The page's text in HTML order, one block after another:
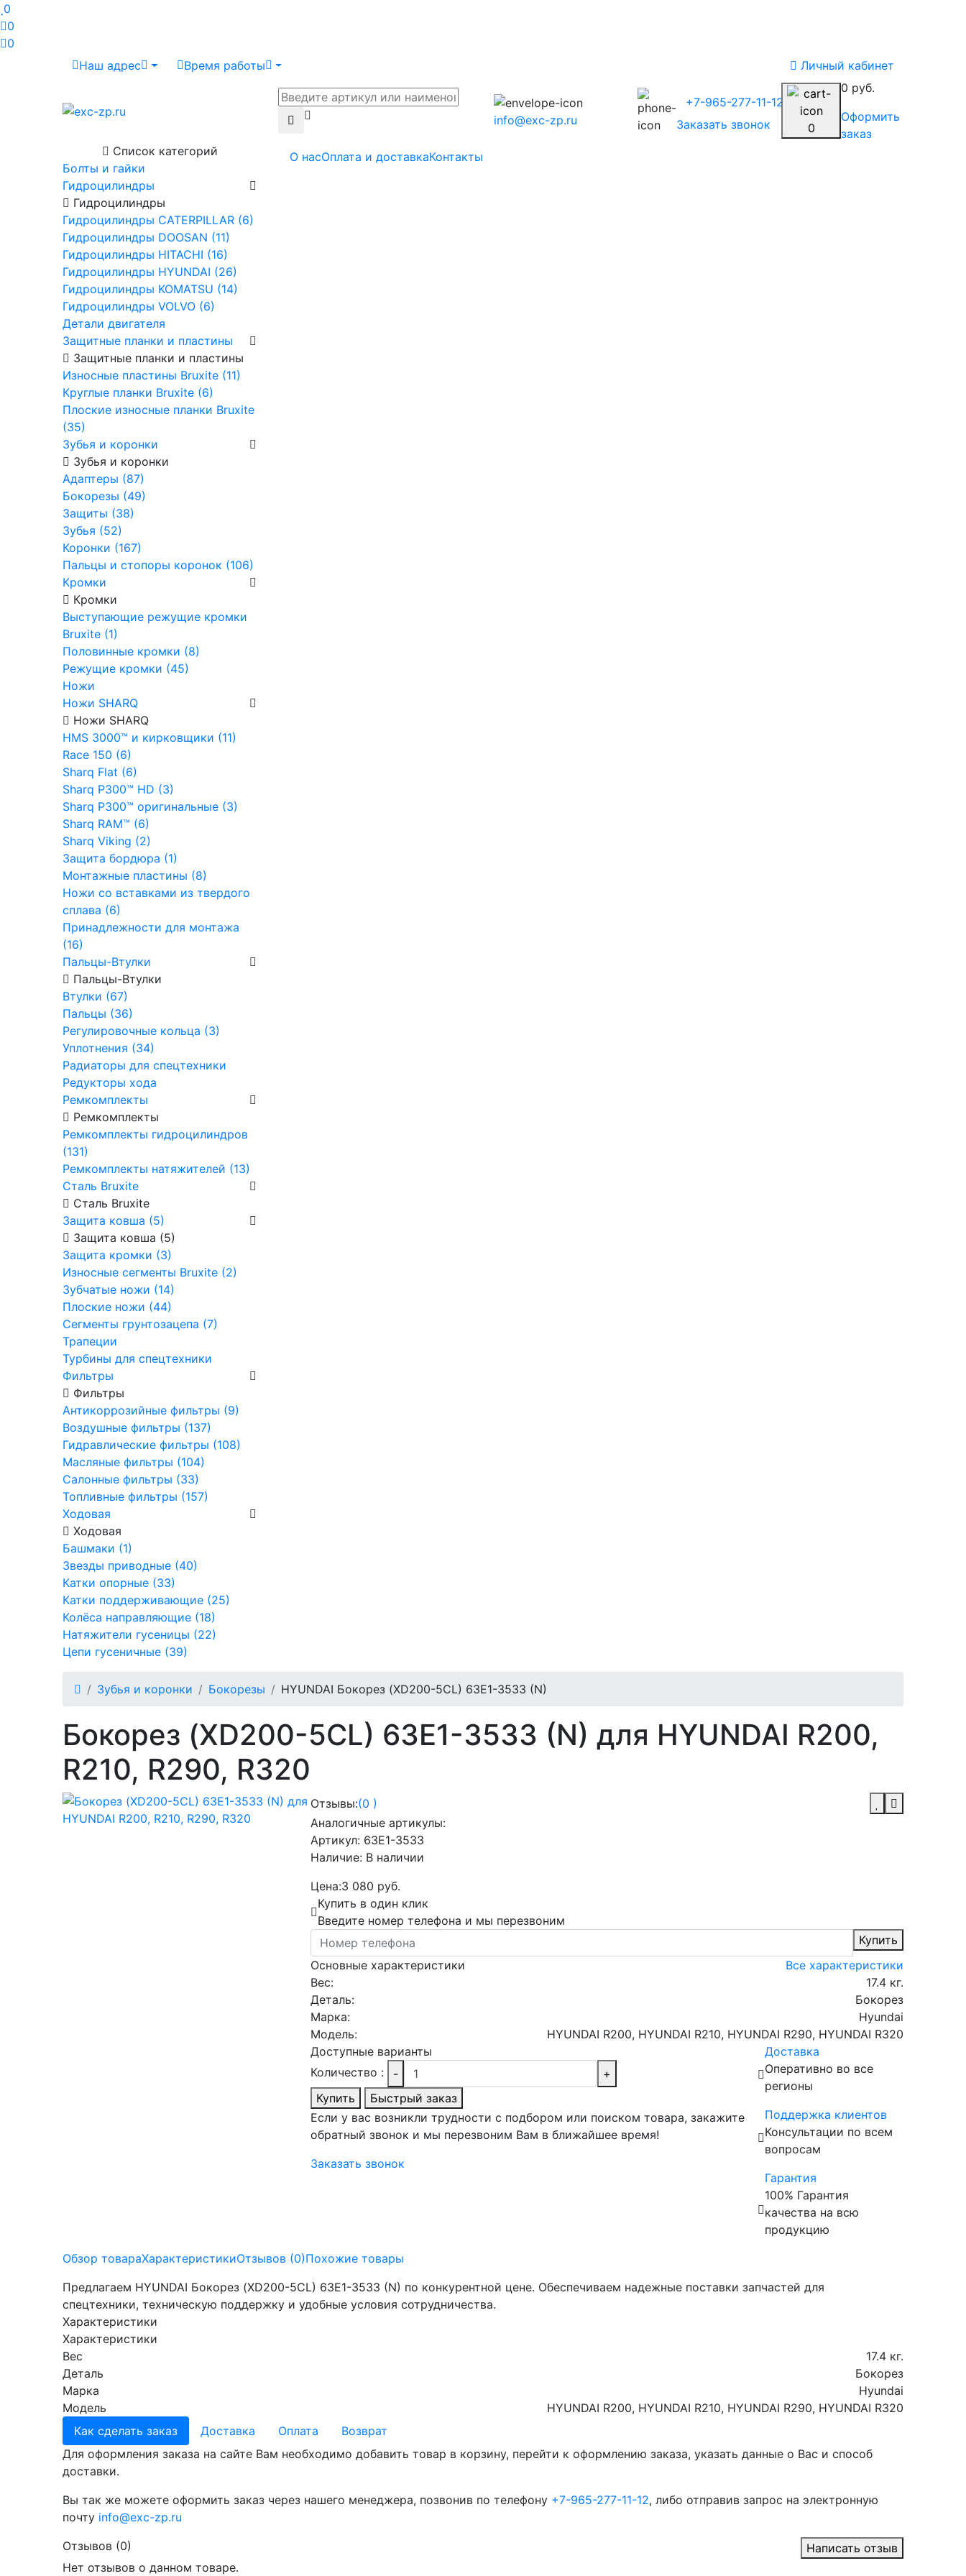
0
0
0
Наш адрес
Время работы Личный кабинет
info@exc-zp.ru
+7-965-277-11-12
Заказать звонок
0
0 руб.
Оформить
заказ
Список категорий
Болты и гайки
Гидроцилиндры
Гидроцилиндры
Гидроцилиндры CATERPILLAR (6)
Гидроцилиндры DOOSAN (11)
Гидроцилиндры HITACHI (16)
Гидроцилиндры HYUNDAI (26)
Гидроцилиндры KOMATSU (14)
Гидроцилиндры VOLVO (6)
Детали двигателя
Защитные планки и пластины
Защитные планки и пластины
Износные пластины Bruxite (11)
Круглые планки Bruxite (6)
Плоские износные планки Bruxite
(35)
Зубья и коронки
Зубья и коронки
Адаптеры (87)
Бокорезы (49)
Защиты (38)
Зубья (52)
Коронки (167)
Пальцы и стопоры коронок (106)
Кромки
Кромки
Выступающие режущие кромки
Bruxite (1)
Половинные кромки (8)
Режущие кромки (45)
Ножи
Ножи SHARQ
Ножи SHARQ
HMS 3000™ и кирковщики (11)
Race 150 (6)
Sharq Flat (6)
Sharq P300™ HD (3)
Sharq P300™ оригинальные (3)
Sharq RAM™ (6)
Sharq Viking (2)
Защита бордюра (1)
Монтажные пластины (8)
Ножи со вставками из твердого
сплава (6)
Принадлежности для монтажа
(16)
Пальцы-Втулки
Пальцы-Втулки
Втулки (67)
Пальцы (36)
Регулировочные кольца (3)
Уплотнения (34)
Радиаторы для спецтехники
Редукторы хода
Ремкомплекты
Ремкомплекты
Ремкомплекты гидроцилиндров
(131)
Ремкомплекты натяжителей (13)
Сталь Bruxite
Сталь Bruxite
Защита ковша (5)
Защита ковша (5)
Защита кромки (3)
Износные сегменты Bruxite (2)
Зубчатые ножи (14)
Плоские ножи (44)
Сегменты грунтозацепа (7)
Трапеции
Турбины для спецтехники
Фильтры
Фильтры
Антикоррозийные фильтры (9)
Воздушные фильтры (137)
Гидравлические фильтры (108)
Масляные фильтры (104)
Салонные фильтры (33)
Топливные фильтры (157)
Ходовая
Ходовая
Башмаки (1)
Звезды приводные (40)
Катки опорные (33)
Катки поддерживающие (25)
Колёса направляющие (18)
Натяжители гусеницы (22)
Цепи гусеничные (39)
О насОплата и доставкаКонтакты
Зубья и коронки Бокорезы HYUNDAI Бокорез (XD200-5CL) 63E1-3533 (N)
Бокорез (XD200-5CL) 63E1-3533 (N) для HYUNDAI R200,
R210, R290, R320
Отзывы:(0 )
Аналогичные артикулы:
Артикул: 63E1-3533
Наличие: В наличии
Цена:3 080 руб.
Купить в один клик
Введите номер телефона и мы перезвоним
Купить
Основные характеристики
Все характеристики
Вес:
17.4 кг.
Деталь:
Бокорез
Марка:
Hyundai
Модель:
HYUNDAI R200, HYUNDAI R210, HYUNDAI R290, HYUNDAI R320
Доступные варианты
Количество :
-
+
Купить
Быстрый заказ
Если у вас возникли трудности с подбором или поиском товара, закажите
обратный звонок и мы перезвоним Вам в ближайшее время!
Заказать звонок
Доставка
Оперативно во все
регионы
Поддержка клиентов
Консультации по всем
вопросам
Гарантия
100% Гарантия
качества на всю
продукцию
Обзор товараХарактеристикиОтзывов (0)Похожие товары
Предлагаем HYUNDAI Бокорез (XD200-5CL) 63E1-3533 (N) по конкурентной цене. Обеспечиваем надежные поставки запчастей для
спецтехники, техническую поддержку и удобные условия сотрудничества.
Характеристики
Характеристики
Вес
17.4 кг.
Деталь
Бокорез
Марка
Hyundai
Модель
HYUNDAI R200, HYUNDAI R210, HYUNDAI R290, HYUNDAI R320
Как сделать заказ
Доставка Оплата
Возврат
Для оформления заказа на сайте Вам необходимо добавить товар в корзину, перейти к оформлению заказа, указать данные о Вас и способ
доставки.
Вы так же можете оформить заказ через нашего менеджера, позвонив по телефону +7-965-277-11-12, либо отправив запрос на электронную
почту info@exc-zp.ru
Отзывов (0)
Написать отзыв
Нет отзывов о данном товаре.